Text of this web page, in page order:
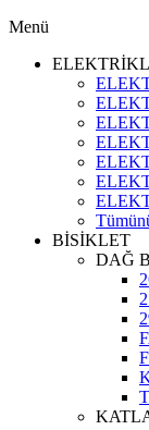
Menü
BİSİKLET
DAĞ